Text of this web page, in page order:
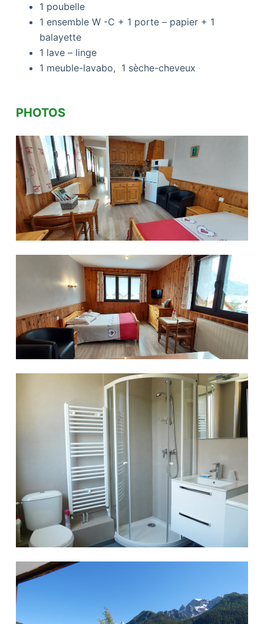
1 poubelle
1 ensemble W -C + 1 porte – papier + 1
balayette
1 lave – linge
1 meuble-lavabo, 1 sèche-cheveux
PHOTOS